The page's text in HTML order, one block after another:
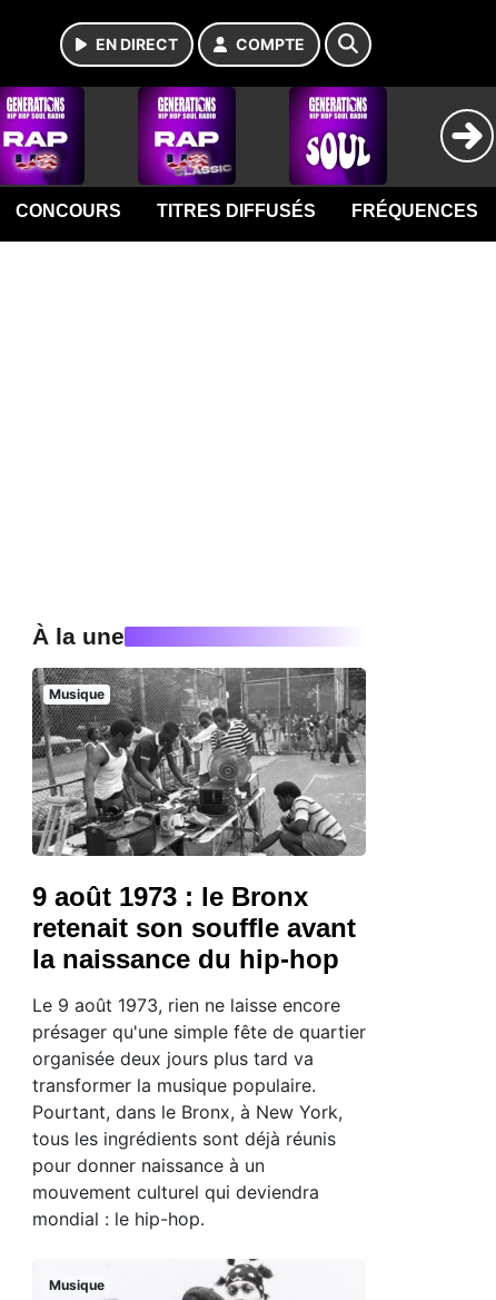
EN DIRECT COMPTE
CONCOURS TITRES DIFFUSÉS FRÉQUENCES
À la une
Musique
9 août 1973 : le Bronx
retenait son souffle avant
la naissance du hip-hop
Le 9 août 1973, rien ne laisse encore
présager qu'une simple fête de quartier
organisée deux jours plus tard va
transformer la musique populaire.
Pourtant, dans le Bronx, à New York,
tous les ingrédients sont déjà réunis
pour donner naissance à un
mouvement culturel qui deviendra
mondial : le hip-hop.
Musique